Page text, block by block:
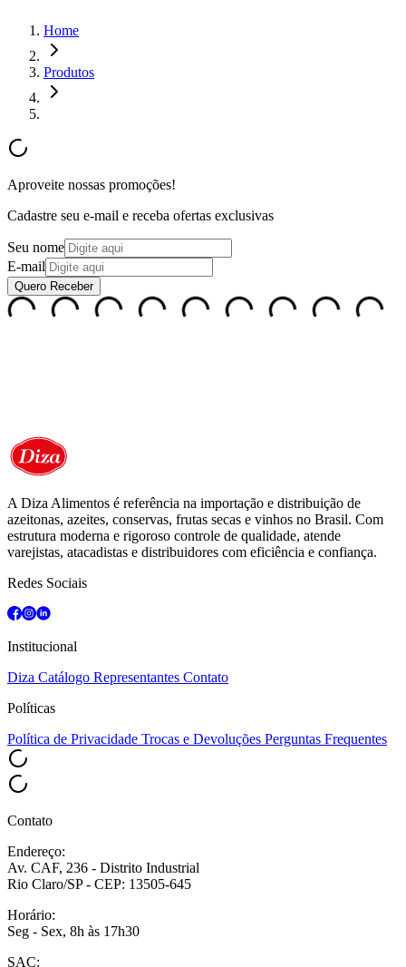
Home
Produtos
Aproveite nossas promoções!
Cadastre seu e-mail e receba ofertas exclusivas
Seu nome
E-mail
Quero Receber
A Diza Alimentos é referência na importação e distribuição de
azeitonas, azeites, conservas, frutas secas e vinhos no Brasil. Com
estrutura moderna e rigoroso controle de qualidade, atende
varejistas, atacadistas e distribuidores com eficiência e confiança.
Redes Sociais
Institucional
Diza Catálogo Representantes Contato
Políticas
Política de Privacidade Trocas e Devoluções Perguntas Frequentes
Contato
Endereço:
Av. CAF, 236 - Distrito Industrial
Rio Claro/SP - CEP: 13505-645
Horário:
Seg - Sex, 8h às 17h30
SAC: